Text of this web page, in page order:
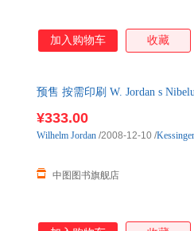
加入购物车 收藏
预售 按需印刷 W. Jordan s
¥333.00
中图图书旗舰店
Wilhelm Jordan /2008-12-10 /